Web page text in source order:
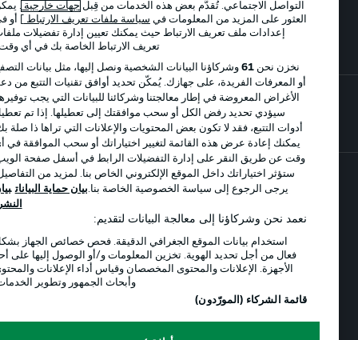
جهة النشر تواصل معنا
© 2026 Bundesliga-Gruppe GmbH
العربية
وضع شاشة العرض
التواصل الاجتماعي. تُقدَّم بعض هذه الخدمات من قِبل جهات خارجية . يمكن
العثور على المزيد من المعلومات فيسياسة ملفات تعريف الارتباط] أو في
إعدادات ملف تعريف الارتباط حيث يمكنك تعيين إدارة تفضيلات ملفات
تعريف الارتباط الخاصة بك في أي وقت..
نخزن نحن61وشركاؤنا البيانات الشخصية ونصل إليها، مثل بيانات التصفح
أو المعرفات الفريدة، على جهازك. يُمكّن تحديد أوافق تقنيات التتبع من دعم
الأغراض المعروضة في إطار معالجتنا وشركائنا للبيانات التي يجب توفيرها.
سيؤدي تحديد رفض الكل أو سحب موافقتك إلى تعطيلها. إذا تم تعطيل
أدوات التتبع، فقد لا تكون بعض المحتويات والإعلانات التي تراها ذا صلة بك.
يمكنك إعادة عرض هذه القائمة لتغيير اختياراتك أو سحب الموافقة في أي
وقت عن طريق النقر على إدارة التفضيلات الرابط في أسفل صفحة الويب.
ستؤثر اختياراتك داخل الموقع الإلكتروني الخاص بنا. لمزيد من التفاصيل،
يرجى الرجوع إلى سياسة الخصوصية الخاصة بنا.بيان حماية البيانات بيان
النشر
نعمد نحن وشركاؤنا إلى معالجة البيانات لتقديم:
استخدام بيانات الموقع الجغرافي الدقيقة. فحص خصائص الجهاز بشكل
فعال من أجل تحديد الهوية. تخزين المعلومات و/أو الوصول إليها على أحد
الأجهزة. الإعلانات والمحتوى المخصصان وقياس أداء الإعلانات والمحتوى
وأبحاث الجمهور وتطوير الخدمات.
قائمة الشركاء (المورّدون)